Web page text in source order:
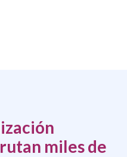
miles de